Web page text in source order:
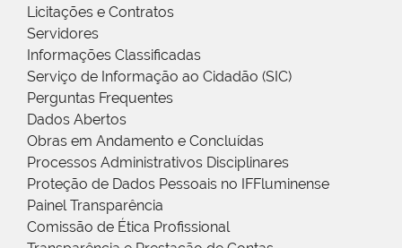
Licitações e Contratos
Servidores
Informações Classificadas
Serviço de Informação ao Cidadão (SIC)
Perguntas Frequentes
Dados Abertos
Obras em Andamento e Concluídas
Processos Administrativos Disciplinares
Proteção de Dados Pessoais no IFFluminense
Painel Transparência
Comissão de Ética Profissional